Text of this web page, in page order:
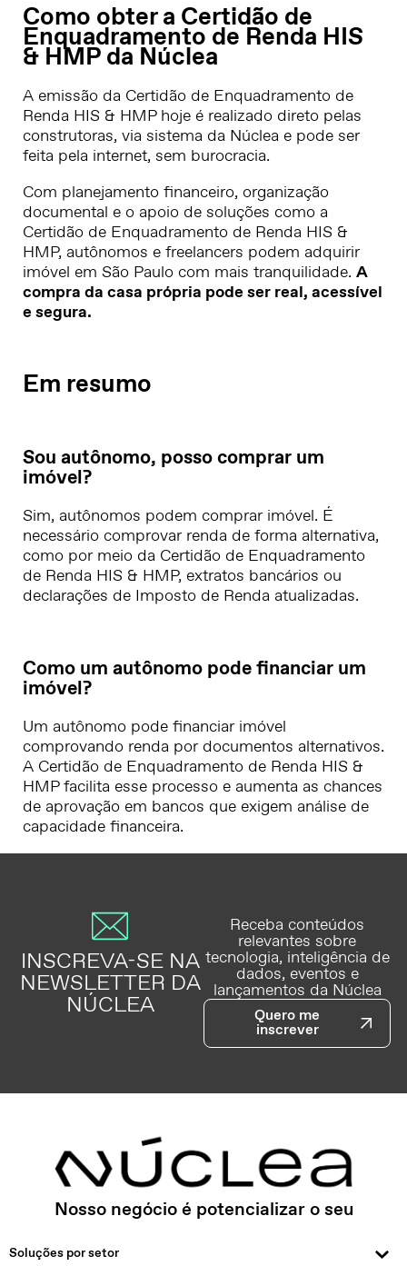
Como obter a Certidão de
Enquadramento de Renda HIS
& HMP da Núclea
A emissão da Certidão de Enquadramento de
Renda HIS & HMP hoje é realizado direto pelas
construtoras, via sistema da Núclea e pode ser
feita pela internet, sem burocracia.
Com planejamento financeiro, organização
documental e o apoio de soluções como a
Certidão de Enquadramento de Renda HIS &
HMP, autônomos e freelancers podem adquirir
imóvel em São Paulo com mais tranquilidade. A
compra da casa própria pode ser real, acessível
e segura.
Em resumo
Sou autônomo, posso comprar um
imóvel?
Sim, autônomos podem comprar imóvel. É
necessário comprovar renda de forma alternativa,
como por meio da Certidão de Enquadramento
de Renda HIS & HMP, extratos bancários ou
declarações de Imposto de Renda atualizadas.
Como um autônomo pode financiar um
imóvel?
Um autônomo pode financiar imóvel
comprovando renda por documentos alternativos.
A Certidão de Enquadramento de Renda HIS &
HMP facilita esse processo e aumenta as chances
de aprovação em bancos que exigem análise de
capacidade financeira.
INSCREVA-SE NA
NEWSLETTER DA
NÚCLEA
Receba conteúdos
relevantes sobre
tecnologia, inteligência de
dados, eventos e
lançamentos da Núclea
Quero me
inscrever
Nosso negócio é potencializar o seu
Soluções por setor